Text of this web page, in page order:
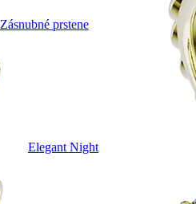
Zásnubné prstene
Elegant Night